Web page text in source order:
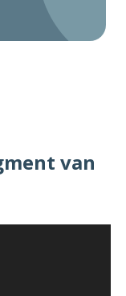
van